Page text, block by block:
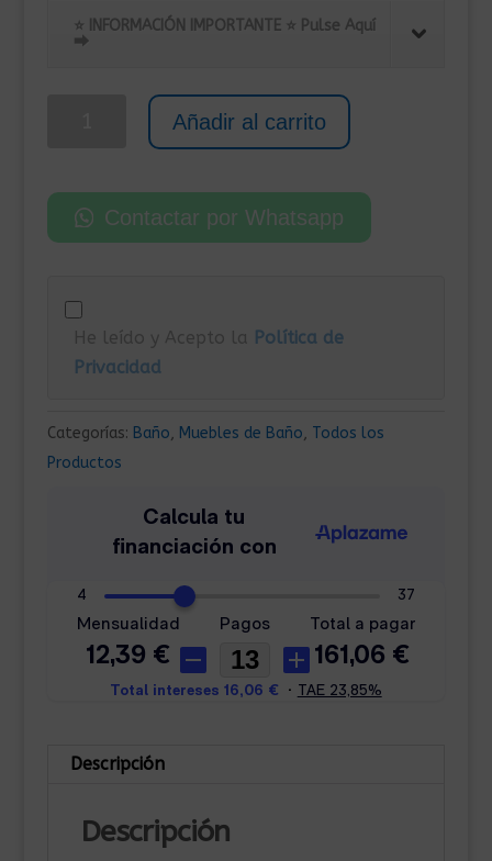
original
219,00€.
actual
145,00€.
⭐ INFORMACIÓN IMPORTANTE ⭐ Pulse Aquí
⮕
80x33x60
Añadir al carrito
Contactar por Whatsapp
He leído y Acepto la Política de
Privacidad
Categorías: Baño, Muebles de Baño, Todos los
Productos
Descripción
Descripción